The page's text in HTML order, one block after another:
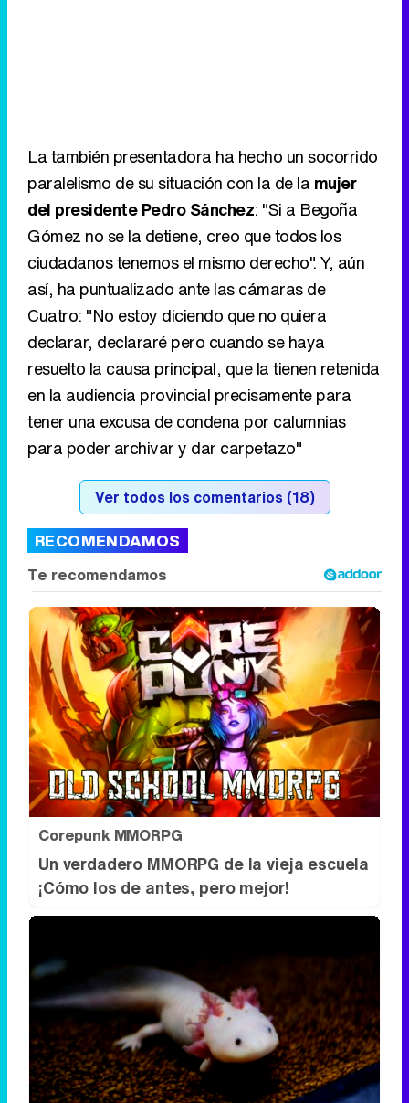
La también presentadora ha hecho un socorrido
paralelismo de su situación con la de la mujer
del presidente Pedro Sánchez: "Si a Begoña
Gómez no se la detiene, creo que todos los
ciudadanos tenemos el mismo derecho". Y, aún
así, ha puntualizado ante las cámaras de
Cuatro: "No estoy diciendo que no quiera
declarar, declararé pero cuando se haya
resuelto la causa principal, que la tienen retenida
en la audiencia provincial precisamente para
tener una excusa de condena por calumnias
para poder archivar y dar carpetazo"
Ver todos los comentarios (18)
RECOMENDAMOS
Corepunk MMORPG
Un verdadero MMORPG de la vieja escuela
¡Cómo los de antes, pero mejor!